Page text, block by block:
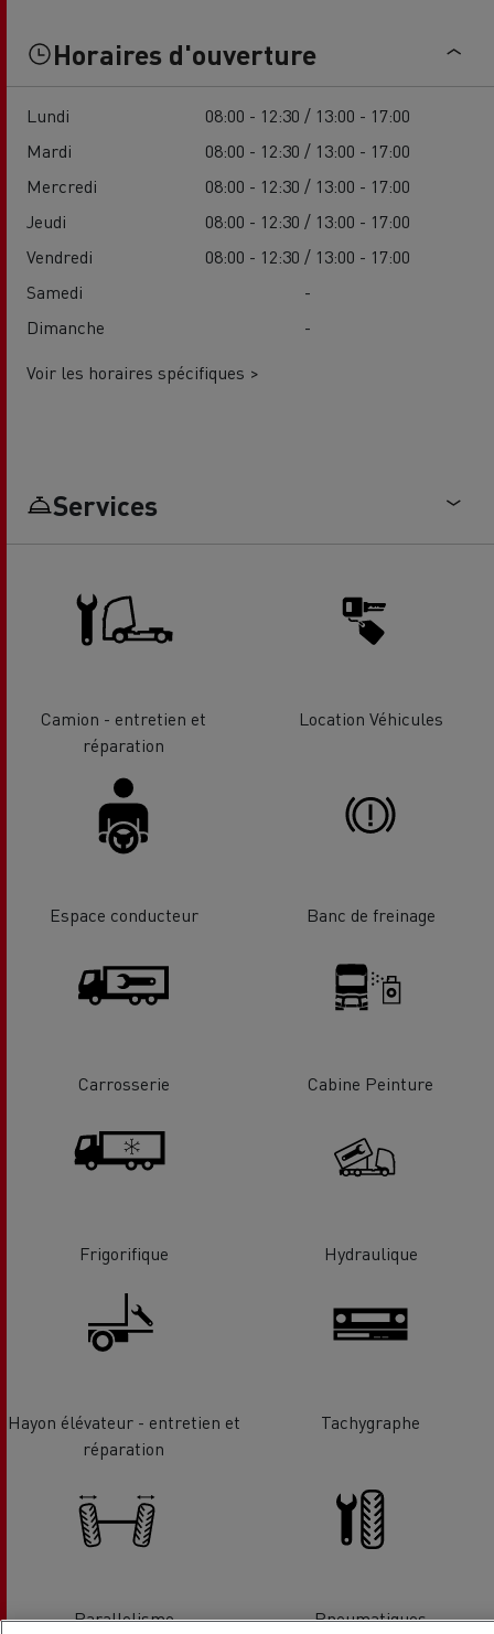
Horaires d'ouverture
Lundi
08:00 - 12:30 / 13:00 - 17:00
Mardi
08:00 - 12:30 / 13:00 - 17:00
Mercredi
08:00 - 12:30 / 13:00 - 17:00
Jeudi
08:00 - 12:30 / 13:00 - 17:00
Vendredi
08:00 - 12:30 / 13:00 - 17:00
Samedi
-
Dimanche
-
Voir les horaires spécifiques >
Services
Camion - entretien et
réparation
Location Véhicules
Espace conducteur Banc de freinage
Carrosserie Cabine Peinture
Frigorifique Hydraulique
Hayon élévateur - entretien et
réparation
Tachygraphe
Parallelisme Pneumatiques